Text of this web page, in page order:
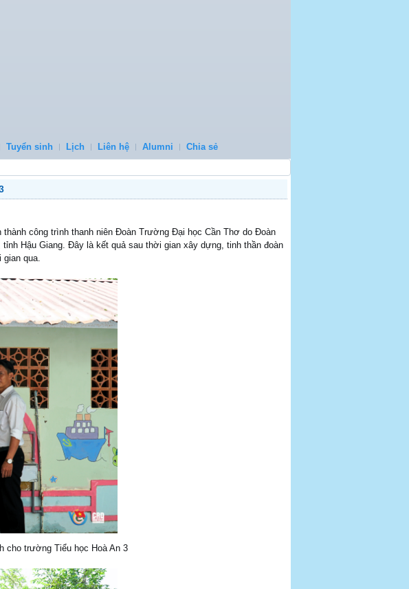
Tuyển sinh Lịch Liên hệ Alumni
Chia sẻ
công trình thanh niên Đoàn Trường Đại học Cần Thơ do Đoàn
Hậu Giang. Đây là kết quả sau thời gian xây dựng, tinh thần đoàn
gian qua.
cho trường Tiểu học Hoà An 3